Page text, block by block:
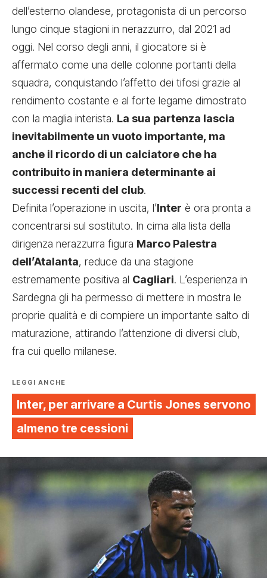
dell’esterno olandese, protagonista di un percorso
lungo cinque stagioni in nerazzurro, dal 2021 ad
oggi. Nel corso degli anni, il giocatore si è
affermato come una delle colonne portanti della
squadra, conquistando l’affetto dei tifosi grazie al
rendimento costante e al forte legame dimostrato
con la maglia interista. La sua partenza lascia
inevitabilmente un vuoto importante, ma
anche il ricordo di un calciatore che ha
contribuito in maniera determinante ai
successi recenti del club.
Definita l’operazione in uscita, l’Inter è ora pronta a
concentrarsi sul sostituto. In cima alla lista della
dirigenza nerazzurra figura Marco Palestra
dell’Atalanta, reduce da una stagione
estremamente positiva al Cagliari. L’esperienza in
Sardegna gli ha permesso di mettere in mostra le
proprie qualità e di compiere un importante salto di
maturazione, attirando l’attenzione di diversi club,
fra cui quello milanese.
LEGGI ANCHE
Inter, per arrivare a Curtis Jones servono
almeno tre cessioni